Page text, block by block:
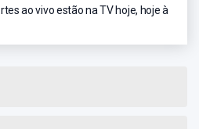
ao vivo estão na TV hoje, hoje à